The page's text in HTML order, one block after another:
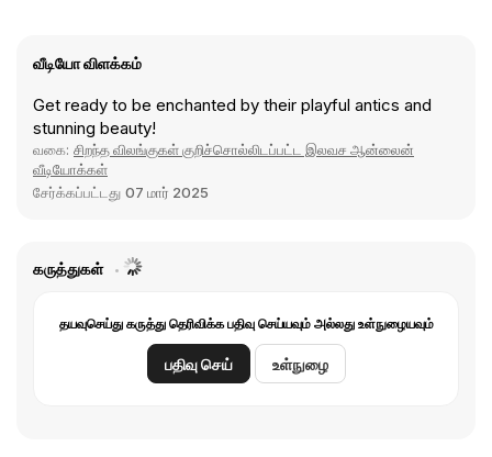
வீடியோ விளக்கம்
Get ready to be enchanted by their playful antics and
stunning beauty!
வகை: சிறந்த விலங்குகள் குறிச்சொல்லிடப்பட்ட இலவச ஆன்லைன்
வீடியோக்கள்
சேர்க்கப்பட்டது 07 மார் 2025
கருத்துகள்
தயவுசெய்து கருத்து தெரிவிக்க பதிவு செய்யவும் அல்லது உள்நுழையவும்
பதிவு செய் உள்நுழை